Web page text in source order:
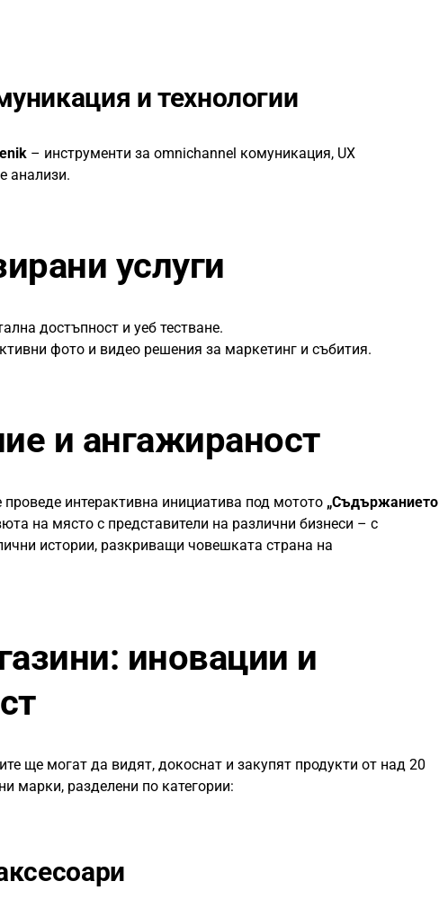
и технологии
– инструменти за omnichannel комуникация, UX
анализи.
услуги
достъпност и уеб тестване.
фото и видео решения за маркетинг и събития.
и ангажираност
проведе интерактивна инициатива под мотото „Съдържанието
на място с представители на различни бизнеси – с
истории, разкриващи човешката страна на
иновации и
ще могат да видят, докоснат и закупят продукти от над 20
марки, разделени по категории: